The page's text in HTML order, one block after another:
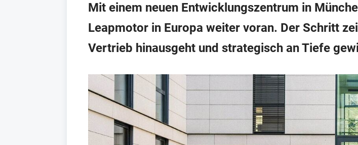
Mit einem neuen Entwicklungszentrum in
Leapmotor in Europa weiter voran. Der Schritt
Vertrieb hinausgeht und strategisch an Tiefe